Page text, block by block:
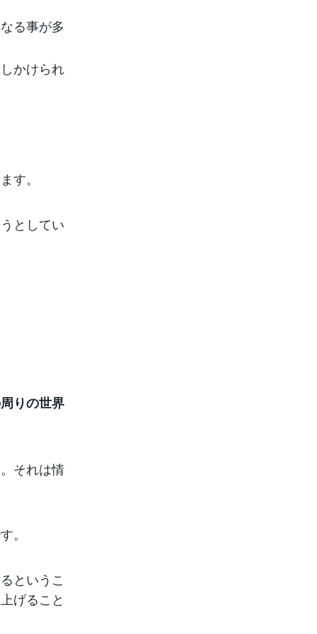
る事が多
かけられ
す。
としてい
りの世界
それは情
。
というこ
げること